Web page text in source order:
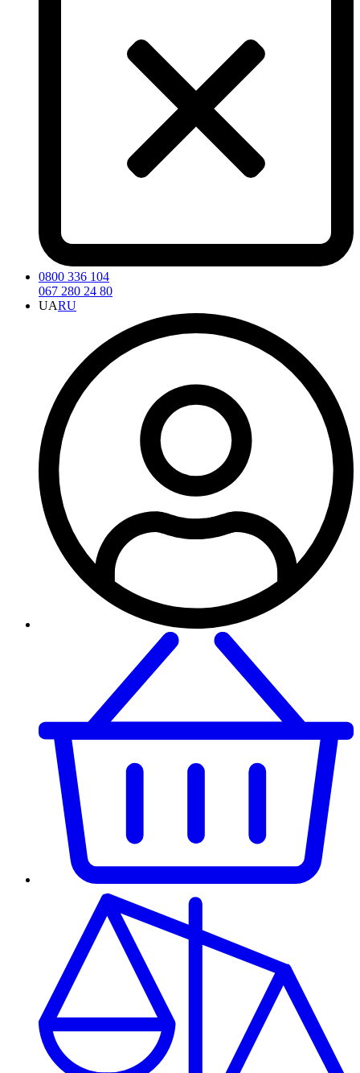
0800 336 104
067 280 24 80
UARU